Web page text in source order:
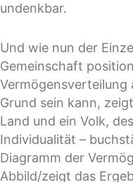
undenkbar.
Und wie nun der
Gemeinschaft
Vermögensverteilung
Grund sein kann,
Land und ein Volk,
Individualität –
Diagramm der
Abbild/zeigt das